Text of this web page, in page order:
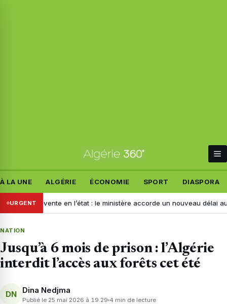
À LA UNE ALGÉRIE ÉCONOMIE SPORT DIASPORA
URGENTen l’état : le ministère accorde un nouveau délai aux
NATION
Jusqu’à 6 mois de prison : l’Algérie
interdit l’accès aux forêts cet été
DN Dina Nedjma
Publié le 25 mai 2026 à 19:29 4 min de lecture